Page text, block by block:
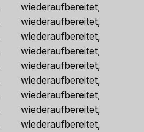
wiederaufbereitet,
wiederaufbereitet,
wiederaufbereitet,
wiederaufbereitet,
wiederaufbereitet,
wiederaufbereitet,
wiederaufbereitet,
wiederaufbereitet,
wiederaufbereitet,